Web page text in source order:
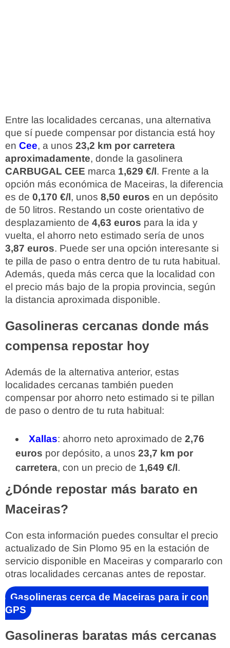
Entre las localidades cercanas, una alternativa
que sí puede compensar por distancia está hoy
en Cee, a unos 23,2 km por carretera
aproximadamente, donde la gasolinera
CARBUGAL CEE marca 1,629 €/l. Frente a la
opción más económica de Maceiras, la diferencia
es de 0,170 €/l, unos 8,50 euros en un depósito
de 50 litros. Restando un coste orientativo de
desplazamiento de 4,63 euros para la ida y
vuelta, el ahorro neto estimado sería de unos
3,87 euros. Puede ser una opción interesante si
te pilla de paso o entra dentro de tu ruta habitual.
Además, queda más cerca que la localidad con
el precio más bajo de la propia provincia, según
la distancia aproximada disponible.
Gasolineras cercanas donde más
compensa repostar hoy
Además de la alternativa anterior, estas
localidades cercanas también pueden
compensar por ahorro neto estimado si te pillan
de paso o dentro de tu ruta habitual:
Xallas: ahorro neto aproximado de 2,76
euros por depósito, a unos 23,7 km por
carretera, con un precio de 1,649 €/l.
¿Dónde repostar más barato en
Maceiras?
Con esta información puedes consultar el precio
actualizado de Sin Plomo 95 en la estación de
servicio disponible en Maceiras y compararlo con
otras localidades cercanas antes de repostar.
Gasolineras cerca de Maceiras para ir con
GPS
Gasolineras baratas más cercanas